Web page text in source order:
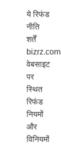
ये रिफंड
नीति
शर्तें
bizrz.com
वेबसाइट
पर
स्थित
रिफंड
नियमों
और
विनियमों